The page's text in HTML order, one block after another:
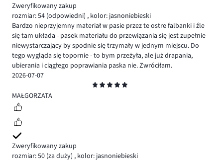
Zweryfikowany zakup
rozmiar: 54 (odpowiedni) , kolor: jasnoniebieski
Bardzo nieprzyjemny materiał w pasie przez te ostre falbanki i źle
się tam układa - pasek materiału do przewiązania się jest zupełnie
niewystarczający by spodnie się trzymały w jednym miejscu. Do
tego wygląda się topornie - to bym przeżyła, ale już drapania,
ubierania i ciągłego poprawiania paska nie. Zwróciłam.
2026-07-07
5
MAŁGORZATA
Zweryfikowany zakup
rozmiar: 50 (za duży) , kolor: jasnoniebieski